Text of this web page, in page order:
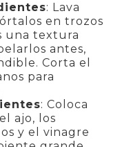
: Lava
en trozos
una textura
antes,
Corta el
para
: Coloca
ajo, los
y el vinagre